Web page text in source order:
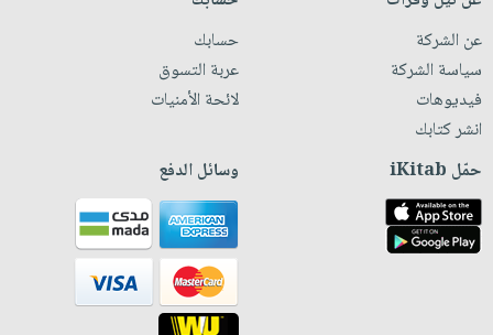
عن الشركة
سياسة الشركة
فيديوهات
انشر كتابك
حسابك
عربة التسوق
لائحة الأمنيات
حمّل iKitab وسائل الدفع